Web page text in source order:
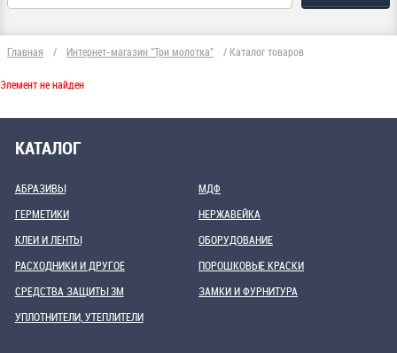
Главная / Интернет-магазин "Три молотка" / Каталог товаров
Элемент не найден
КАТАЛОГ
АБРАЗИВЫ
ГЕРМЕТИКИ
КЛЕИ И ЛЕНТЫ
МДФ
НЕРЖАВЕЙКА
ОБОРУДОВАНИЕ
РАСХОДНИКИ И ДРУГОЕ
СРЕДСТВА ЗАЩИТЫ 3М
УПЛОТНИТЕЛИ, УТЕПЛИТЕЛИ
ПОРОШКОВЫЕ КРАСКИ
ЗАМКИ И ФУРНИТУРА